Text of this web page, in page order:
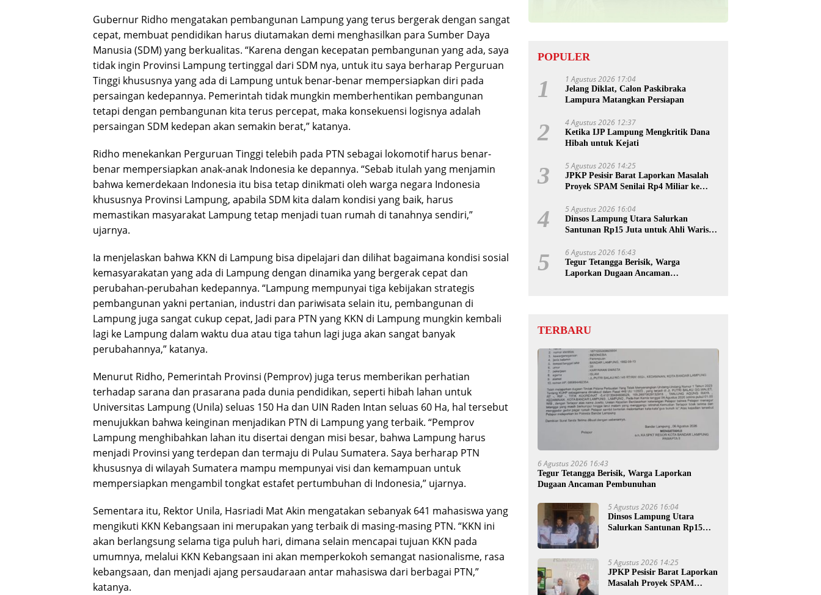
Gubernur Ridho mengatakan pembangunan Lampung yang terus bergerak dengan sangat
cepat, membuat pendidikan harus diutamakan demi menghasilkan para Sumber Daya
Manusia (SDM) yang berkualitas. “Karena dengan kecepatan pembangunan yang ada, saya
tidak ingin Provinsi Lampung tertinggal dari SDM nya, untuk itu saya berharap Perguruan
Tinggi khususnya yang ada di Lampung untuk benar-benar mempersiapkan diri pada
persaingan kedepannya. Pemerintah tidak mungkin memberhentikan pembangunan
tetapi dengan pembangunan kita terus percepat, maka konsekuensi logisnya adalah
persaingan SDM kedepan akan semakin berat,” katanya.
Ridho menekankan Perguruan Tinggi telebih pada PTN sebagai lokomotif harus benar-
benar mempersiapkan anak-anak Indonesia ke depannya. “Sebab itulah yang menjamin
bahwa kemerdekaan Indonesia itu bisa tetap dinikmati oleh warga negara Indonesia
khususnya Provinsi Lampung, apabila SDM kita dalam kondisi yang baik, harus
memastikan masyarakat Lampung tetap menjadi tuan rumah di tanahnya sendiri,”
ujarnya.
Ia menjelaskan bahwa KKN di Lampung bisa dipelajari dan dilihat bagaimana kondisi sosial
kemasyarakatan yang ada di Lampung dengan dinamika yang bergerak cepat dan
perubahan-perubahan kedepannya. “Lampung mempunyai tiga kebijakan strategis
pembangunan yakni pertanian, industri dan pariwisata selain itu, pembangunan di
Lampung juga sangat cukup cepat, Jadi para PTN yang KKN di Lampung mungkin kembali
lagi ke Lampung dalam waktu dua atau tiga tahun lagi juga akan sangat banyak
perubahannya,” katanya.
Menurut Ridho, Pemerintah Provinsi (Pemprov) juga terus memberikan perhatian
terhadap sarana dan prasarana pada dunia pendidikan, seperti hibah lahan untuk
Universitas Lampung (Unila) seluas 150 Ha dan UIN Raden Intan seluas 60 Ha, hal tersebut
menujukkan bahwa keinginan menjadikan PTN di Lampung yang terbaik. “Pemprov
Lampung menghibahkan lahan itu disertai dengan misi besar, bahwa Lampung harus
menjadi Provinsi yang terdepan dan termaju di Pulau Sumatera. Saya berharap PTN
khususnya di wilayah Sumatera mampu mempunyai visi dan kemampuan untuk
mempersiapkan mengambil tongkat estafet pertumbuhan di Indonesia,” ujarnya.
Sementara itu, Rektor Unila, Hasriadi Mat Akin mengatakan sebanyak 641 mahasiswa yang
mengikuti KKN Kebangsaan ini merupakan yang terbaik di masing-masing PTN. “KKN ini
akan berlangsung selama tiga puluh hari, dimana selain mencapai tujuan KKN pada
umumnya, melalui KKN Kebangsaan ini akan memperkokoh semangat nasionalisme, rasa
kebangsaan, dan menjadi ajang persaudaraan antar mahasiswa dari berbagai PTN,”
katanya.
POPULER
1 1 Agustus 2026 17:04
Jelang Diklat, Calon Paskibraka
Lampura Matangkan Persiapan
2 4 Agustus 2026 12:37
Ketika IJP Lampung Mengkritik Dana
Hibah untuk Kejati
3 5 Agustus 2026 14:25
JPKP Pesisir Barat Laporkan Masalah
Proyek SPAM Senilai Rp4 Miliar ke
4 5 Agustus 2026 16:04
Dinsos Lampung Utara Salurkan
Santunan Rp15 Juta untuk Ahli Waris
5 6 Agustus 2026 16:43
Tegur Tetangga Berisik, Warga
Laporkan Dugaan Ancaman
TERBARU
6 Agustus 2026 16:43
Tegur Tetangga Berisik, Warga Laporkan
Dugaan Ancaman Pembunuhan
5 Agustus 2026 16:04
Dinsos Lampung Utara
Salurkan Santunan Rp15
5 Agustus 2026 14:25
JPKP Pesisir Barat Laporkan
Masalah Proyek SPAM